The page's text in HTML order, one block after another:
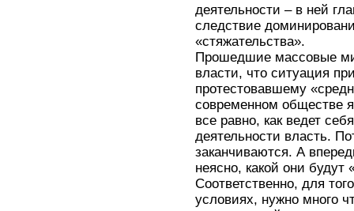
деятельности – в ней
следствие
«стяжательства».
Прошедшие массовые
власти, что ситуация
протестовавшему
современном обществе
все равно, как ведет
деятельности власть.
заканчиваются. А
неясно, какой они будут
Соответственно, для
условиях, нужно много